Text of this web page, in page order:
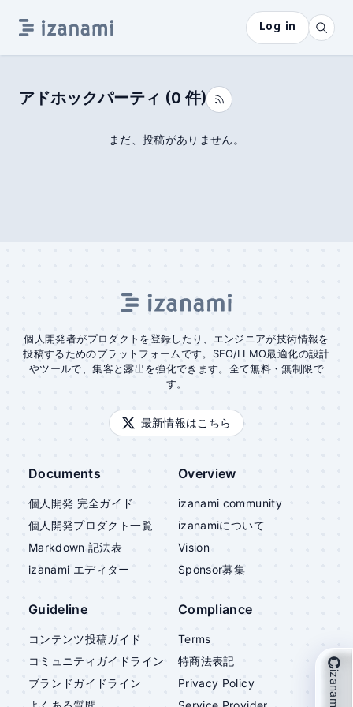
Log in
アドホックパーティ (0 件)
まだ、投稿がありません。
個人開発者がプロダクトを登録したり、エンジニアが技術情報を
投稿するためのプラットフォームです。SEO/LLMO最適化の設計
やツールで、集客と露出を強化できます。全て無料・無制限で
す。
最新情報はこちら
Documents
個人開発 完全ガイド
個人開発プロダクト一覧
Markdown 記法表
izanami エディター
Overview
izanami community
izanamiについて
Vision
Sponsor募集
Guideline
コンテンツ投稿ガイド
コミュニティガイドライン
ブランドガイドライン
Compliance
Terms
特商法表記
Privacy Policy